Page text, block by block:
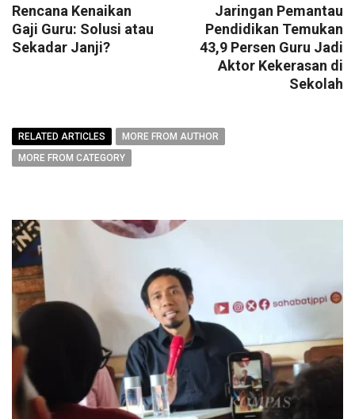
Rencana Kenaikan
Gaji Guru: Solusi atau
Sekadar Janji?
Jaringan Pemantau
Pendidikan Temukan
43,9 Persen Guru Jadi
Aktor Kekerasan di
Sekolah
RELATED ARTICLES
MORE FROM AUTHOR
MORE FROM CATEGORY